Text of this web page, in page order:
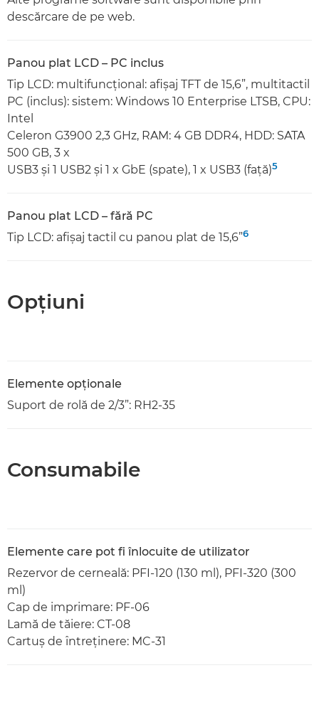
descărcare de pe web.
Panou plat LCD – PC inclus
Tip LCD: multifuncţional: afişaj TFT de 15,6”, multitactil
PC (inclus): sistem: Windows 10 Enterprise LTSB, CPU:
Intel
Celeron G3900 2,3 GHz, RAM: 4 GB DDR4, HDD: SATA
500 GB, 3 x
USB3 şi 1 USB2 şi 1 x GbE (spate), 1 x USB3 (faţă)5
Panou plat LCD – fără PC
Tip LCD: afişaj tactil cu panou plat de 15,6”6
Opţiuni
Elemente opţionale
Suport de rolă de 2/3”: RH2-35
Consumabile
Elemente care pot fi înlocuite de utilizator
Rezervor de cerneală: PFI-120 (130 ml), PFI-320 (300
ml)
Cap de imprimare: PF-06
Lamă de tăiere: CT-08
Cartuş de întreţinere: MC-31